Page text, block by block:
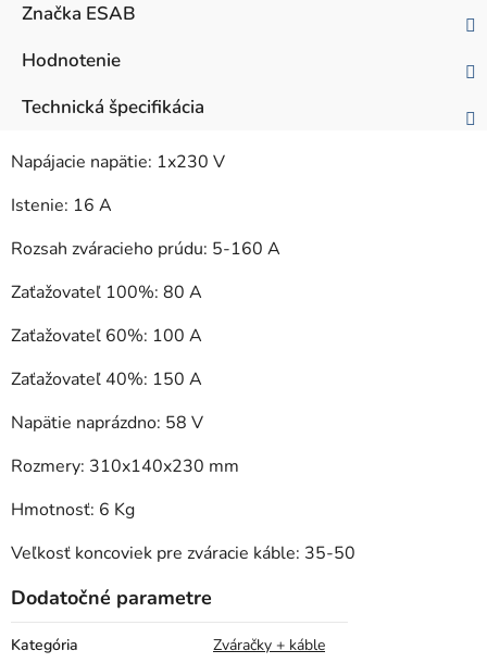
Značka ESAB
Hodnotenie
Technická špecifikácia
Napájacie napätie: 1x230 V
Istenie: 16 A
Rozsah zváracieho prúdu: 5-160 A
Zaťažovateľ 100%: 80 A
Zaťažovateľ 60%: 100 A
Zaťažovateľ 40%: 150 A
Napätie naprázdno: 58 V
Rozmery: 310x140x230 mm
Hmotnosť: 6 Kg
Veľkosť koncoviek pre zváracie káble: 35-50
Dodatočné parametre
Kategória Zváračky + káble